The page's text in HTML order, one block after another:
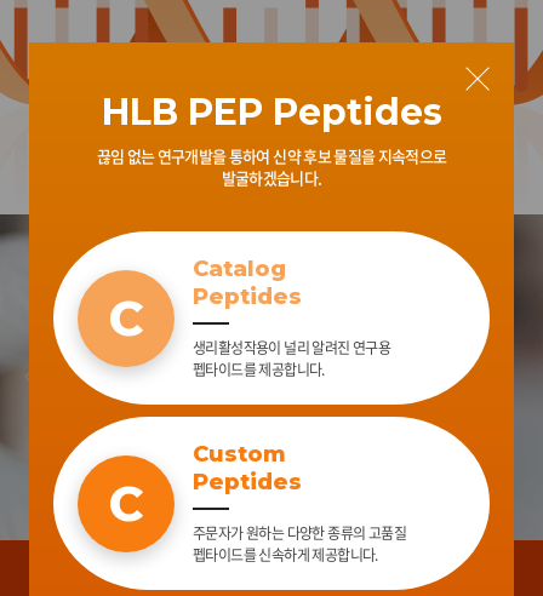
HLB PEP Peptides
끊임 없는 연구개발을 통하여 신약 후보 물질을 지속적으로
발굴하겠습니다.
C
Catalog
Peptides
생리활성작용이 널리 알려진 연구용
펩타이드를 제공합니다.
C
Custom
Peptides
주문자가 원하는 다양한 종류의 고품질
펩타이드를 신속하게 제공합니다.